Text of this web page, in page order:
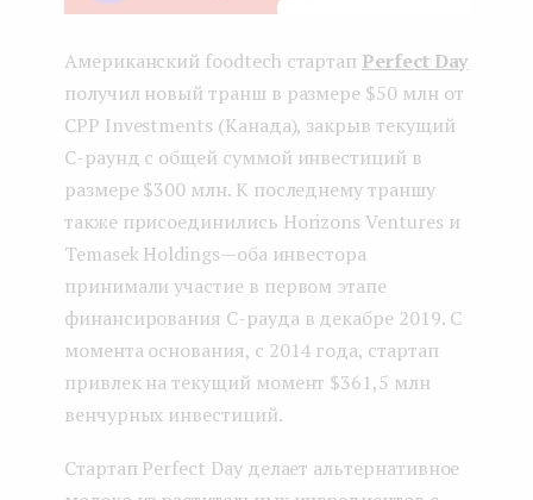
Американский foodtech стартап Perfect Day
получил новый транш в размере $50 млн от
CPP Investments (Канада), закрыв текущий
С-раунд с общей суммой инвестиций в
размере $300 млн. К последнему траншу
также присоединились Horizons Ventures и
Temasek Holdings — оба инвестора
принимали участие в первом этапе
финансирования С-рауда в декабре 2019. C
момента основания, с 2014 года, стартап
привлек на текущий момент $361,5 млн
венчурных инвестиций.
Стартап Perfect Day делает альтернативное